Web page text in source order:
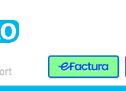
e-Factura